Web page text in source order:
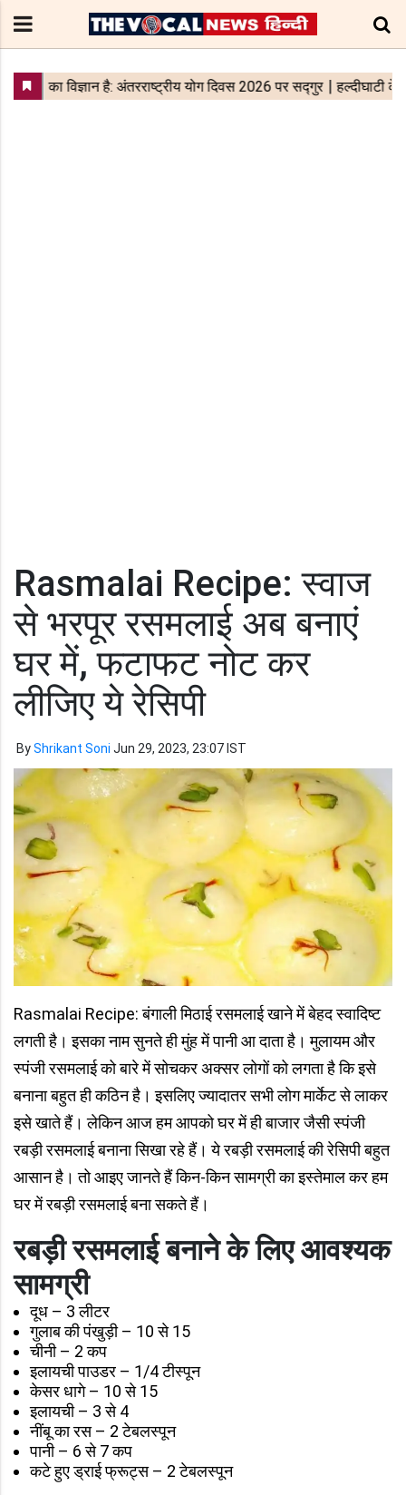
Rasmalai Recipe: स्वाज
से भरपूर रसमलाई अब बनाएं
घर में, फटाफट नोट कर
लीजिए ये रेसिपी
ByShrikant Soni Jun 29, 2023, 23:07 IST
Rasmalai Recipe: बंगाली मिठाई रसमलाई खाने में बेहद स्वादिष्ट
लगती है। इसका नाम सुनते ही मुंह में पानी आ दाता है। मुलायम और
स्पंजी रसमलाई को बारे में सोचकर अक्सर लोगों को लगता है कि इसे
बनाना बहुत ही कठिन है। इसलिए ज्यादातर सभी लोग मार्केट से लाकर
इसे खाते हैं। लेकिन आज हम आपको घर में ही बाजार जैसी स्पंजी
रबड़ी रसमलाई बनाना सिखा रहे हैं। ये रबड़ी रसमलाई की रेसिपी बहुत
आसान है। तो आइए जानते हैं किन-किन सामग्री का इस्तेमाल कर हम
घर में रबड़ी रसमलाई बना सकते हैं।
रबड़ी रसमलाई बनाने के लिए आवश्यक
सामग्री
दूध – 3 लीटर
गुलाब की पंखुड़ी – 10 से 15
चीनी – 2 कप
इलायची पाउडर – 1/4 टीस्पून
केसर धागे – 10 से 15
इलायची – 3 से 4
नींबू का रस – 2 टेबलस्पून
पानी – 6 से 7 कप
कटे हुए ड्राई फ्रूट्स – 2 टेबलस्पून